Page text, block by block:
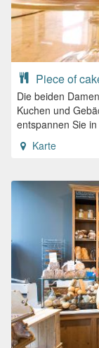
Piece of
Die beiden
Kuchen und
entspannen Sie
Karte